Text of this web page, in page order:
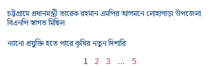
চট্টগ্রামে প্রধানমন্ত্রী তারেক রহমান এমপির আগমনে লোহাগাড়া উপজেলা
বিএনপি স্বাগত মিছিল
ন্যানো প্রযুক্তি হতে পারে কৃষির নতুন দিশারি
1 2 3 … 5